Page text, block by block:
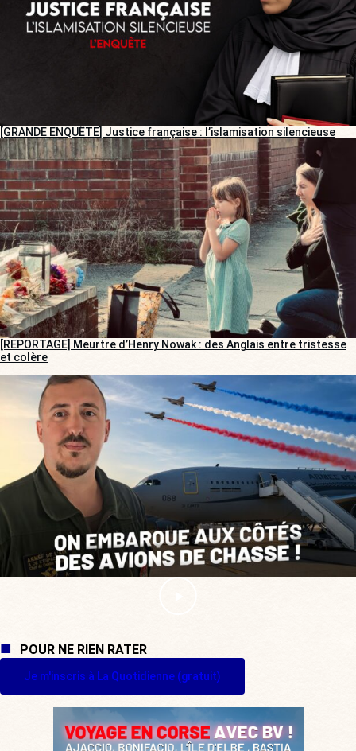
[GRANDE ENQUÊTE] Justice française : l’islamisation silencieuse
[REPORTAGE] Meurtre d’Henry Nowak : des Anglais entre tristesse
et colère
POUR NE RIEN RATER
Je m'inscris à La Quotidienne (gratuit)